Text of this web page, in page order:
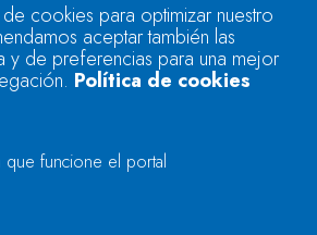
error al cargar el campo
error al cargar el campo
de cookies para optimizar nuestro
aceptar también las
y de preferencias para una mejor
Política de cookies
que funcione el portal